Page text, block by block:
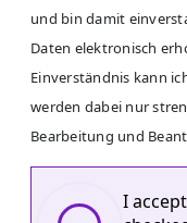
und bin damit
Daten elektronisch
Einverständnis kann
werden dabei nur
Bearbeitung und
I